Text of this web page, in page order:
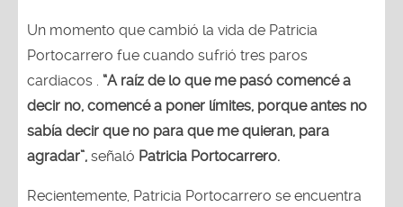
Un momento que cambió la vida de Patricia
Portocarrero fue cuando sufrió tres paros
cardiacos . “A raíz de lo que me pasó comencé a
decir no, comencé a poner límites, porque antes no
sabía decir que no para que me quieran, para
agradar”, señaló Patricia Portocarrero.
Recientemente, Patricia Portocarrero se encuentra